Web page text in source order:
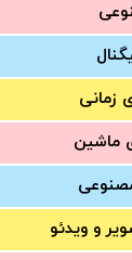
زمانی
ماشین
و ویدئو